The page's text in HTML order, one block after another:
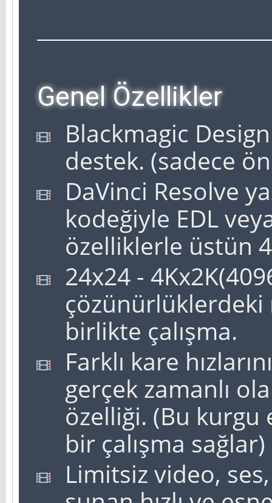
Genel Özellikler
Blackmagic
destek. (sadece
DaVinci Resolve
kodeğiyle EDL
özelliklerle üstün
24x24 -
çözünürlüklerdeki
birlikte çalışma.
Farklı kare
gerçek zamanlı
özelliği. (Bu
bir çalışma sağlar)
Limitsiz video,